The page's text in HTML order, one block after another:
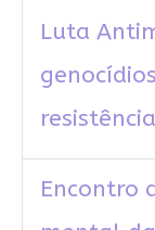
Luta
resistência
Encontro